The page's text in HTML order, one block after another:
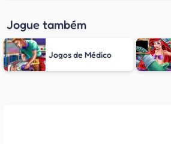
Jogue também
Jogos de Médico